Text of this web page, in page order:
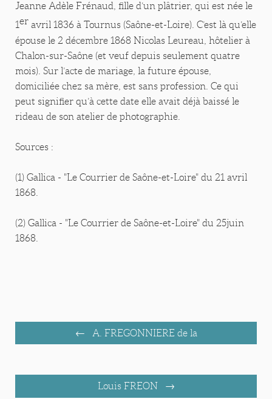
Jeanne Adèle Frénaud, fille d’un plâtrier, qui est née le
1er avril 1836 à Tournus (Saône-et-Loire). C’est là qu’elle
épouse le 2 décembre 1868 Nicolas Leureau, hôtelier à
Chalon-sur-Saône (et veuf depuis seulement quatre
mois). Sur l’acte de mariage, la future épouse,
domiciliée chez sa mère, est sans profession. Ce qui
peut signifier qu’à cette date elle avait déjà baissé le
rideau de son atelier de photographie.
Sources :
(1) Gallica - "Le Courrier de Saône-et-Loire" du 21 avril
1868.
(2) Gallica - "Le Courrier de Saône-et-Loire" du 25juin
1868.
A. FREGONNIERE de la
Louis FREON